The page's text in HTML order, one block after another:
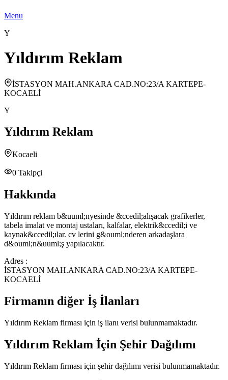
Menu
Y
Yıldırım Reklam
İSTASYON MAH.ANKARA CAD.NO:23/A KARTEPE-
KOCAELİ
Y
Yıldırım Reklam
Kocaeli
0 Takipçi
Hakkında
Yıldırım reklam b&uuml;nyesinde &ccedil;alışacak grafikerler,
tabela imalat ve montaj ustaları, kalfalar, elektrik&ccedil;i ve
kaynak&ccedil;ılar. cv lerini g&ouml;nderen arkadaşlara
d&ouml;n&uuml;ş yapılacaktır.
Adres :
İSTASYON MAH.ANKARA CAD.NO:23/A KARTEPE-
KOCAELİ
Firmanın diğer İş İlanları
Yıldırım Reklam firması için iş ilanı verisi bulunmamaktadır.
Yıldırım Reklam İçin Şehir Dağılımı
Yıldırım Reklam firması için şehir dağılımı verisi bulunmamaktadır.